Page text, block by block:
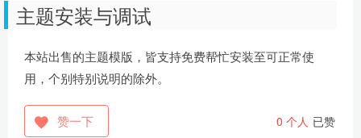
主题安装与调试
本站出售的主题模版，皆支持免费帮忙安装至可正常使
用，个别特别说明的除外。
赞一下 0 个人 已赞